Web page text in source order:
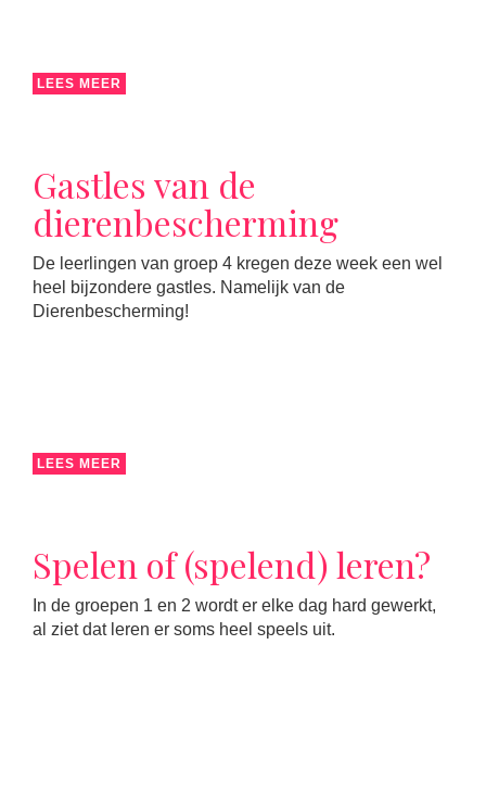
LEES MEER
Gastles van de
dierenbescherming
De leerlingen van groep 4 kregen deze week een wel
heel bijzondere gastles. Namelijk van de
Dierenbescherming!
LEES MEER
Spelen of (spelend) leren?
In de groepen 1 en 2 wordt er elke dag hard gewerkt,
al ziet dat leren er soms heel speels uit.